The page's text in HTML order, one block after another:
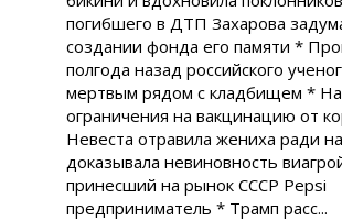
погибшего в ДТП Захарова
создании фонда его памяти *
полгода назад российского
мертвым рядом с кладбищем *
ограничения на вакцинацию от
Невеста отравила жениха ради
доказывала невиновность
принесший на рынок СССР Pepsi
предприниматель * Трамп расс...